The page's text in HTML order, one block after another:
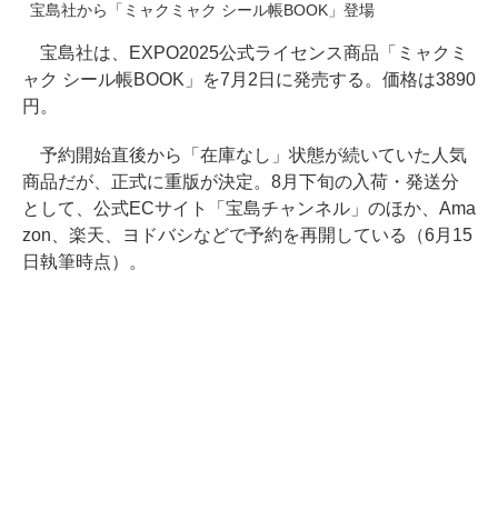
宝島社から「ミャクミャク シール帳BOOK」登場
宝島社は、EXPO2025公式ライセンス商品「ミャクミ
ャク シール帳BOOK」を7月2日に発売する。価格は3890
円。
予約開始直後から「在庫なし」状態が続いていた人気
商品だが、正式に重版が決定。8月下旬の入荷・発送分
として、公式ECサイト「宝島チャンネル」のほか、Ama
zon、楽天、ヨドバシなどで予約を再開している（6月15
日執筆時点）。